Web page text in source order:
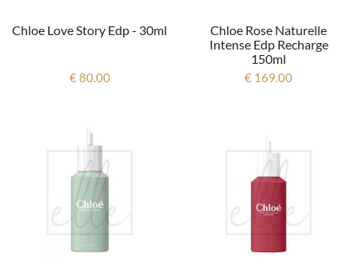
Chloe Love Story Edp - 30ml
€ 80.00
Chloe Rose Naturelle
Intense Edp Recharge
150ml
€ 169.00